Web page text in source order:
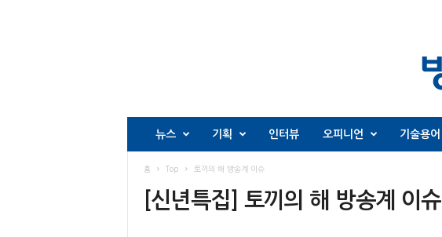
뉴스 기획 인터뷰 오피니언 기술용어
홈 Top 토끼의 해 방송계 이슈
[신년특집] 토끼의 해 방송계 이슈